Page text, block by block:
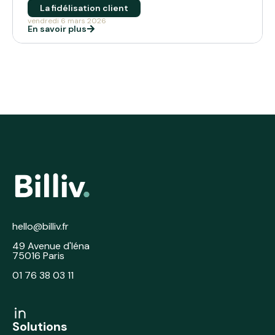
La fidélisation client
vendredi 6 mars 2026
En savoir plus
hello@billiv.fr
49 Avenue d'Iéna
75016 Paris
01 76 38 03 11
Solutions